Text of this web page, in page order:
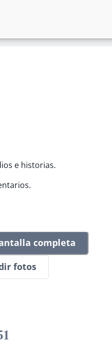
e historias.
completa
fotos